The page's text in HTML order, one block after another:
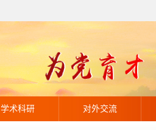
学术科研 对外交流